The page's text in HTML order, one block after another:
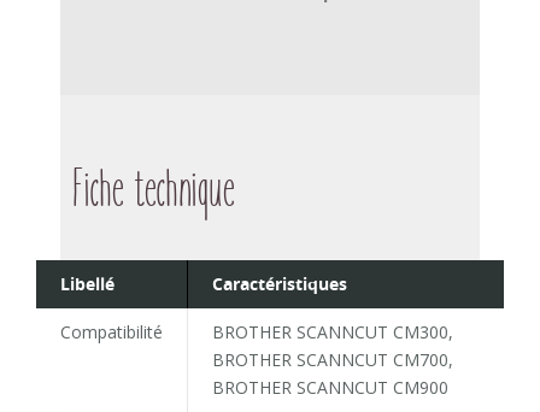
Fiche technique
Libellé Caractéristiques
Compatibilité
BROTHER SCANNCUT CM300,
BROTHER SCANNCUT CM700,
BROTHER SCANNCUT CM900